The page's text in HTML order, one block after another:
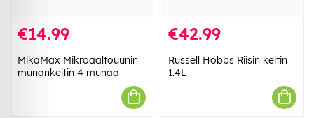
€14.99
MikaMax Mikroaaltouunin
munankeitin 4 munaa
€42.99
Russell Hobbs Riisin keitin
1.4L